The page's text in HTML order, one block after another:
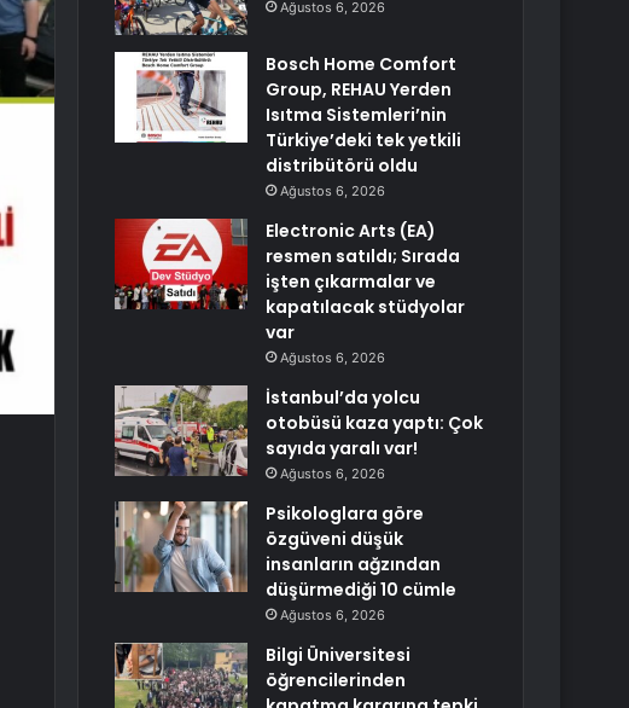
Ağustos 6, 2026
Bosch Home Comfort
Group, REHAU Yerden
Isıtma Sistemleri’nin
Türkiye’deki tek yetkili
distribütörü oldu
Ağustos 6, 2026
Electronic Arts (EA)
resmen satıldı; Sırada
işten çıkarmalar ve
kapatılacak stüdyolar
var
Ağustos 6, 2026
İstanbul’da yolcu
otobüsü kaza yaptı: Çok
sayıda yaralı var!
Ağustos 6, 2026
Psikologlara göre
özgüveni düşük
insanların ağzından
düşürmediği 10 cümle
Ağustos 6, 2026
Bilgi Üniversitesi
öğrencilerinden